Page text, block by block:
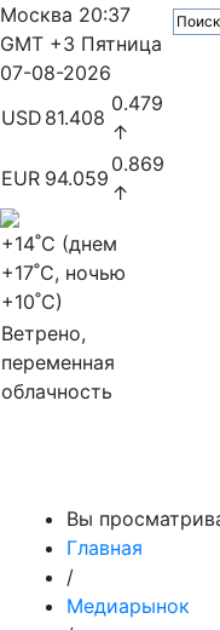
Москва 20:37
GMT +3 Пятница
07-08-2026
USD 81.408
0.479
↑
EUR 94.059
0.869
↑
+14˚C (днем
+17˚C, ночью
+10˚C)
Ветрено,
переменная
облачность
Вы
Главная
/
Медиарынок